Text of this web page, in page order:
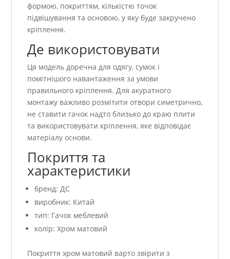
формою, покриттям, кількістю точок
підвішування та основою, у яку буде закручено
кріплення.
Де використовувати
Ця модель доречна для одягу, сумок і
помітнішого навантаження за умови
правильного кріплення. Для акуратного
монтажу важливо розмітити отвори симетрично,
не ставити гачок надто близько до краю плити
та використовувати кріплення, яке відповідає
матеріалу основи.
Покриття та
характеристики
бренд: ДС
виробник: Китай
тип: Гачок меблевий
колір: Хром матовий
Покриття хром матовий варто звірити з